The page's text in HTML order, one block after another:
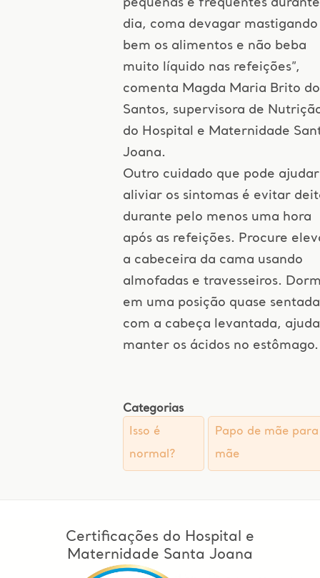
pequenas e frequentes
dia, coma devagar mastigando
bem os alimentos e não beba
muito líquido nas refeições”,
comenta Magda Maria Brito
Santos, supervisora de
do Hospital e Maternidade
Joana.
Outro cuidado que pode
aliviar os sintomas é evitar
durante pelo menos uma hora
após as refeições. Procure
a cabeceira da cama usando
almofadas e travesseiros.
em uma posição quase
com a cabeça levantada,
manter os ácidos no estômago.
Categorias
Isso é
normal?
Papo de mãe para
mãe
Certificações do Hospital e
Maternidade Santa Joana